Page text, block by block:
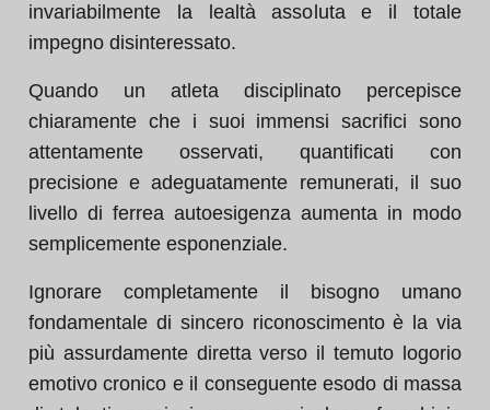
invariabilmente la lealtà assoluta e il totale
impegno disinteressato.
Quando un atleta disciplinato percepisce
chiaramente che i suoi immensi sacrifici sono
attentamente osservati, quantificati con
precisione e adeguatamente remunerati, il suo
livello di ferrea autoesigenza aumenta in modo
semplicemente esponenziale.
Ignorare completamente il bisogno umano
fondamentale di sincero riconoscimento è la via
più assurdamente diretta verso il temuto logorio
emotivo cronico e il conseguente esodo di massa